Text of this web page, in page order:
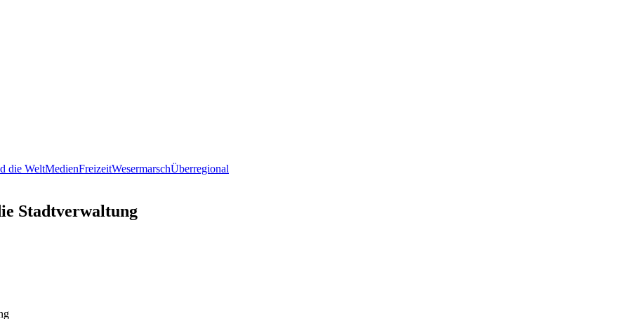
die WeltMedienFreizeitWesermarschÜberregional
Stadtverwaltung